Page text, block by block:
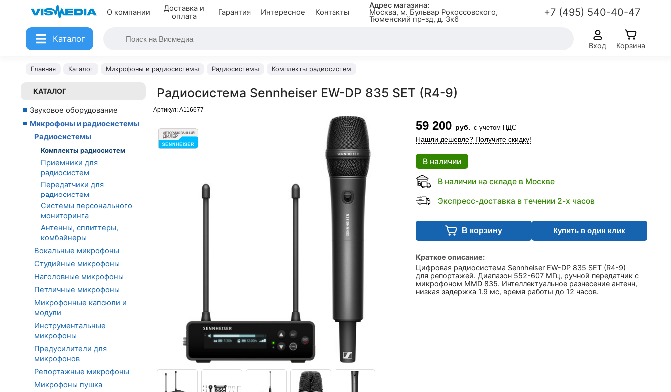
О компании
Доставка и
оплата
Гарантия Интересное Контакты
Адрес магазина:
Москва, м. Бульвар Рокоссовского,
Тюменский пр-зд, д. 3к6
+7 (495) 540-40-47
Каталог
Вход Корзина
Главная Каталог Микрофоны и радиосистемы Радиосистемы Комплекты радиосистем
КАТАЛОГ
Звуковое оборудование
Микрофоны и радиосистемы
Радиосистемы
Комплекты радиосистем
Приемники для
радиосистем
Передатчики для
радиосистем
Системы персонального
мониторинга
Антенны, сплиттеры,
комбайнеры
Вокальные микрофоны
Студийные микрофоны
Наголовные микрофоны
Петличные микрофоны
Микрофонные капсюли и
модули
Инструментальные
микрофоны
Предусилители для
микрофонов
Репортажные микрофоны
Микрофоны пушка
Радиосистема Sennheiser EW-DP 835 SET (R4-9)
Артикул: A116677
59 200 руб. с учетом НДС
Нашли дешевле? Получите скидку!
В наличии
В наличии на складе в Москве
Экспресс-доставка в течении 2-х часов
В корзину Купить в один клик
Краткое описание:
Цифровая радиосистема Sennheiser EW-DP 835 SET (R4-9)
для репортажей. Диапазон 552-607 МГц, ручной передатчик с
микрофоном MMD 835. Интеллектуальное разнесение антенн,
низкая задержка 1.9 мс, время работы до 12 часов.